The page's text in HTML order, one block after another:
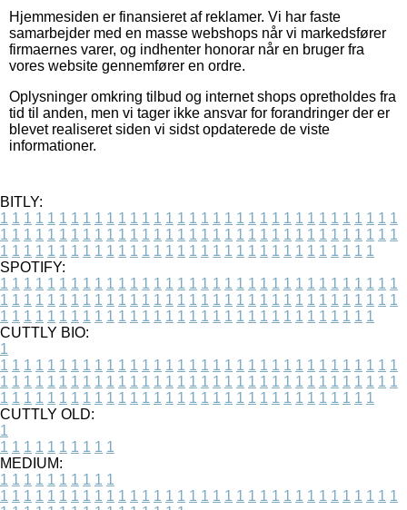
Hjemmesiden er finansieret af reklamer. Vi har faste
samarbejder med en masse webshops når vi markedsfører
firmaernes varer, og indhenter honorar når en bruger fra
vores website gennemfører en ordre.
Oplysninger omkring tilbud og internet shops opretholdes fra
tid til anden, men vi tager ikke ansvar for forandringer der er
blevet realiseret siden vi sidst opdaterede de viste
informationer.
BITLY:
1 1 1 1 1 1 1 1 1 1 1 1 1 1 1 1 1 1 1 1 1 1 1 1 1 1 1 1 1 1 1 1 1 1
1 1 1 1 1 1 1 1 1 1 1 1 1 1 1 1 1 1 1 1 1 1 1 1 1 1 1 1 1 1 1 1 1 1
1 1 1 1 1 1 1 1 1 1 1 1 1 1 1 1 1 1 1 1 1 1 1 1 1 1 1 1 1 1 1 1
SPOTIFY:
1 1 1 1 1 1 1 1 1 1 1 1 1 1 1 1 1 1 1 1 1 1 1 1 1 1 1 1 1 1 1 1 1 1
1 1 1 1 1 1 1 1 1 1 1 1 1 1 1 1 1 1 1 1 1 1 1 1 1 1 1 1 1 1 1 1 1 1
1 1 1 1 1 1 1 1 1 1 1 1 1 1 1 1 1 1 1 1 1 1 1 1 1 1 1 1 1 1 1 1
CUTTLY BIO:
1
1 1 1 1 1 1 1 1 1 1 1 1 1 1 1 1 1 1 1 1 1 1 1 1 1 1 1 1 1 1 1 1 1 1
1 1 1 1 1 1 1 1 1 1 1 1 1 1 1 1 1 1 1 1 1 1 1 1 1 1 1 1 1 1 1 1 1 1
1 1 1 1 1 1 1 1 1 1 1 1 1 1 1 1 1 1 1 1 1 1 1 1 1 1 1 1 1 1 1 1
CUTTLY OLD:
1
1 1 1 1 1 1 1 1 1 1
MEDIUM:
1 1 1 1 1 1 1 1 1 1
1 1 1 1 1 1 1 1 1 1 1 1 1 1 1 1 1 1 1 1 1 1 1 1 1 1 1 1 1 1 1 1 1 1